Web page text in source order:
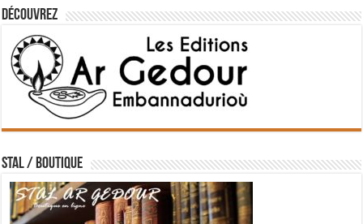
Découvrez
STAL / BOUTIQUE